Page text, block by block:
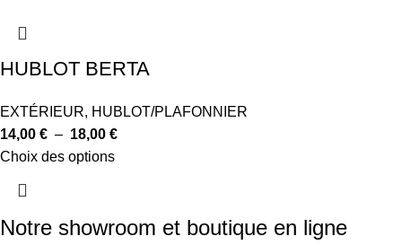
HUBLOT BERTA
EXTÉRIEUR, HUBLOT/PLAFONNIER
14,00 € – 18,00 €
Choix des options
Notre showroom et boutique en ligne